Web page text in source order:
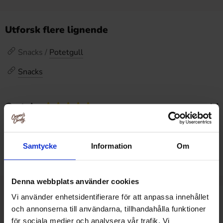
Samtycke Information Om
Denna webbplats använder cookies
Vi använder enhetsidentifierare för att anpassa innehållet
och annonserna till användarna, tillhandahålla funktioner
för sociala medier och analysera vår trafik. Vi
Utforsk flere lignende
Snacks / Potetgull
Snacks
Omtaler
Laveste pris de siste 30 dagene er 36.90 kr (2026-08-08)
Relaterte produkter